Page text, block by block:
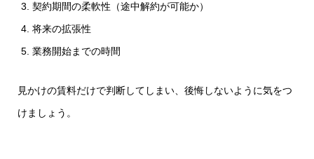
契約期間の柔軟性（途中解約が可能か）
将来の拡張性
業務開始までの時間
見かけの賃料だけで判断してしまい、後悔しないように気をつ
けましょう。